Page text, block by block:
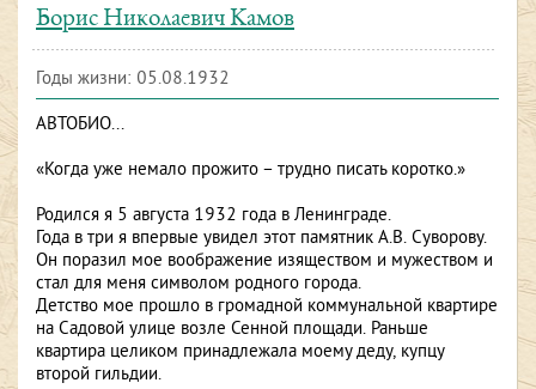
Борис Николаевич Камов
Годы жизни: 05.08.1932
АВТОБИО...
«Когда уже немало прожито – трудно писать коротко.»
Родился я 5 августа 1932 года в Ленинграде.
Года в три я впервые увидел этот памятник А.В. Суворову.
Он поразил мое воображение изяществом и мужеством и
стал для меня символом родного города.
Детство мое прошло в громадной коммунальной квартире
на Садовой улице возле Сенной площади. Раньше
квартира целиком принадлежала моему деду, купцу
второй гильдии.